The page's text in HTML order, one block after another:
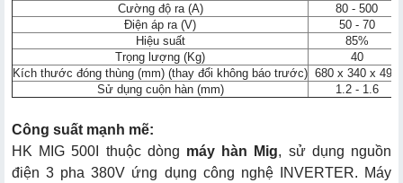
Cường độ ra (A)
80 - 500
Điện áp ra (V)
50 - 70
Hiệu suất
85%
Trọng lượng (Kg)
40
Kích thước đóng thùng (mm) (thay đổi không báo trước) 680 x 340 x 490
Sử dụng cuộn hàn (mm)
1.2 - 1.6
Công suất mạnh mẽ:
HK MIG 500I thuộc dòng máy hàn Mig, sử dụng nguồn
điện 3 pha 380V ứng dụng công nghệ INVERTER. Máy